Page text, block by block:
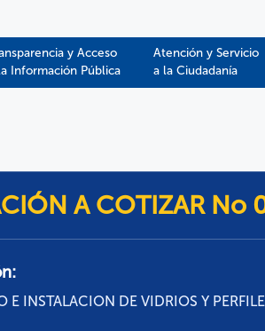
y Acceso
Información Pública​​
Atención y Servicio
a la Ciudadanía
A COTIZAR No
E INSTALACION DE VIDRIOS Y